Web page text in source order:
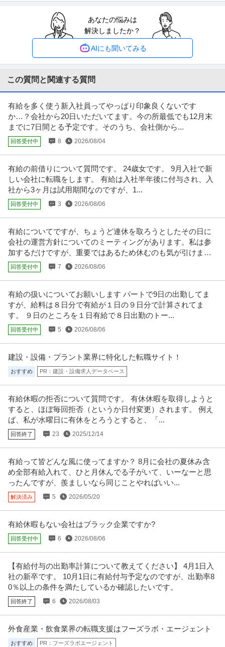
経理（財務会計） ／ 「経理」年間休日123日以上・残業月15h以
下／駅チカで働きやすい環境
ソホビービー株式会社
年間休日110日以上
年収400万円〜600万円
員属性などに応じ、当該求 …続きを見る
インフラエンジニア ／ 「インフラエンジニア」年休125日／残業
月11h／設計構築に挑戦／案件により在宅可／サーバーサイドエン
ジニア
株式会社プラウドアドバンス
新着 昇給あり 在宅ワーク 職場内禁煙
年収300万円〜400万円
【職種】IT技術職＞インフラエンジニア 【業種】IT・インターネット＞ソフ
トウエア ※会員属性など
…続きを見る
提供：ビズリーチ
QC（品質管理） ／ 「再生医療／品質管理スタッフ」残業月5時間
以内／厚労省認可の最新CPF／風通しの良い環境で再生医療の細
株式会社EISHIN BIO
年収400万円〜600万円
【職種】生産管理・品質管理・品質保証＞QC（品質管理） 【業種】メディ
カル＞その他 ※会員属性など…続きを見る
を広げる実働7.5h／残業月15h／売上500億超の安定基盤年収400
万〜700万
ハンファジャパン株式会社
新着 年間休日110日以上 教育充実 資格取得支援制度
年収500万円〜700万円
【職種】人事＞採用 【業種】商社＞専門商社 ※会員属性などに応じ、当該求
建築施工管理 ／ 「現場技術者」未経験者歓迎！賞与5ヶ月分残業2
0時間未満社宅制度あり〜利益は最大限社員に還元します〜
早川鉄鋼販売株式会社
正社員 未経験OK 寮完備 賞与・ボーナスあり
年収400万円〜900万円
【職種】施工管理＞建築施工管理 【業種】建設＞建設・建築・土木 ※会員属
性などに応じ、当該求人をビ
関東／シニア活躍／発注者支援業務／年休120日以上／発注者側／
官公庁で内勤／残業20h程度
株式会社サンテックインターナショナル
新着 正社員 交通費支給 昇給あり 年間休日110日以上
年収550万円〜700万円
株式会社サンテックインターナショナル 【関東／シニア活躍】発注者支援業
この条件の求人をもっと見る
あなたの悩みは
解決しましたか？
AIにも聞いてみる
この質問と関連する質問
有給を多く使う新入社員ってやっぱり印象良くないです
か…？会社から20日いただいてます。今の所最低でも12月末
までに7日間とる予定です。そのうち、会社側から...
回答受付中 8 2026/08/04
有給の前借りについて質問です。 24歳女です。 9月入社で新
しい会社に転職をします。 有給は入社半年後に付与され、入
社から3ヶ月は試用期間なのですが、1...
回答受付中 3 2026/08/06
有給についてですが、ちょうど連休を取ろうとしたその日に
会社の運営方針についてのミーティングがあります。私は参
加するだけですが、重要ではあるため休むのも気が引けま
す。
回答受付中 7 2026/08/06
有給の扱いについてお願いします パートで9日の出勤してま
すが、給料は８日分で有給が１日の９日分で計算されてま
す。 ９日のところを１日有給で８日出勤のトー...
回答受付中 5 2026/08/06
建設・設備・プラント業界に特化した転職サイト！
おすすめ PR：建設・設備求人データベース
有給休暇の拒否について質問です。 有休休暇を取得しようと
すると、ほぼ毎回拒否（というか日付変更）されます。 例え
ば、私が水曜日に有休をとろうとすると、「...
回答終了 23 2025/12/14
有給って皆どんな風に使ってますか？ 8月に会社の夏休み含
め全部有給入れて、ひと月休んでる子がいて、いーなーと思
ったんですが、羨ましいなら同じことやればいい...
解決済み 5 2026/05/20
有給休暇もない会社はブラック企業ですか?
回答受付中 6 2026/08/06
【有給付与の出勤率計算について教えてください】 4月1日入
社の新卒です。 10月1日に有給付与予定なのですが、出勤率8
0％以上の条件を満たしているか確認したいです。
回答終了 6 2026/08/03
外食産業・飲食業界の転職支援はフーズラボ・エージェント
おすすめ PR：フーズラボエージェント